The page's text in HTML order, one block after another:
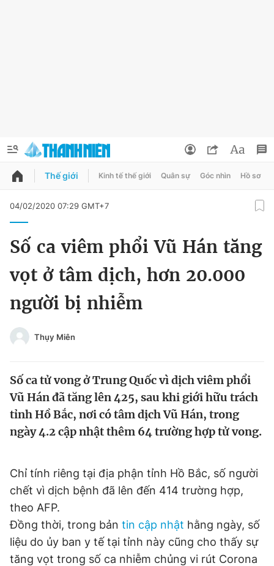
QUẢNG CÁO
Chuyên mục khác
Chào ngày mới
Video Magazine
Sản phẩm khác
Thông tin tòa soạn Liên hệ quảng cáo
Đổi mật khẩu
Tin đã lưu
Tin đã xem
Đăng xuất
Thế giới Kinh tế thế giới Quân sự Góc nhìn Hồ sơ
04/02/2020 07:29 GMT+7
Số ca viêm phổi Vũ Hán tăng
vọt ở tâm dịch, hơn 20.000
người bị nhiễm
Thụy Miên
Số ca tử vong ở Trung Quốc vì dịch viêm phổi
Vũ Hán đã tăng lên 425, sau khi giới hữu trách
tỉnh Hồ Bắc, nơi có tâm dịch Vũ Hán, trong
ngày 4.2 cập nhật thêm 64 trường hợp tử vong.
Chỉ tính riêng tại địa phận tỉnh Hồ Bắc, số người
chết vì dịch bệnh đã lên đến 414 trường hợp,
theo AFP.
Đồng thời, trong bản tin cập nhật hằng ngày, số
liệu do ủy ban y tế tại tỉnh này cũng cho thấy sự
tăng vọt trong số ca nhiễm chủng vi rút Corona